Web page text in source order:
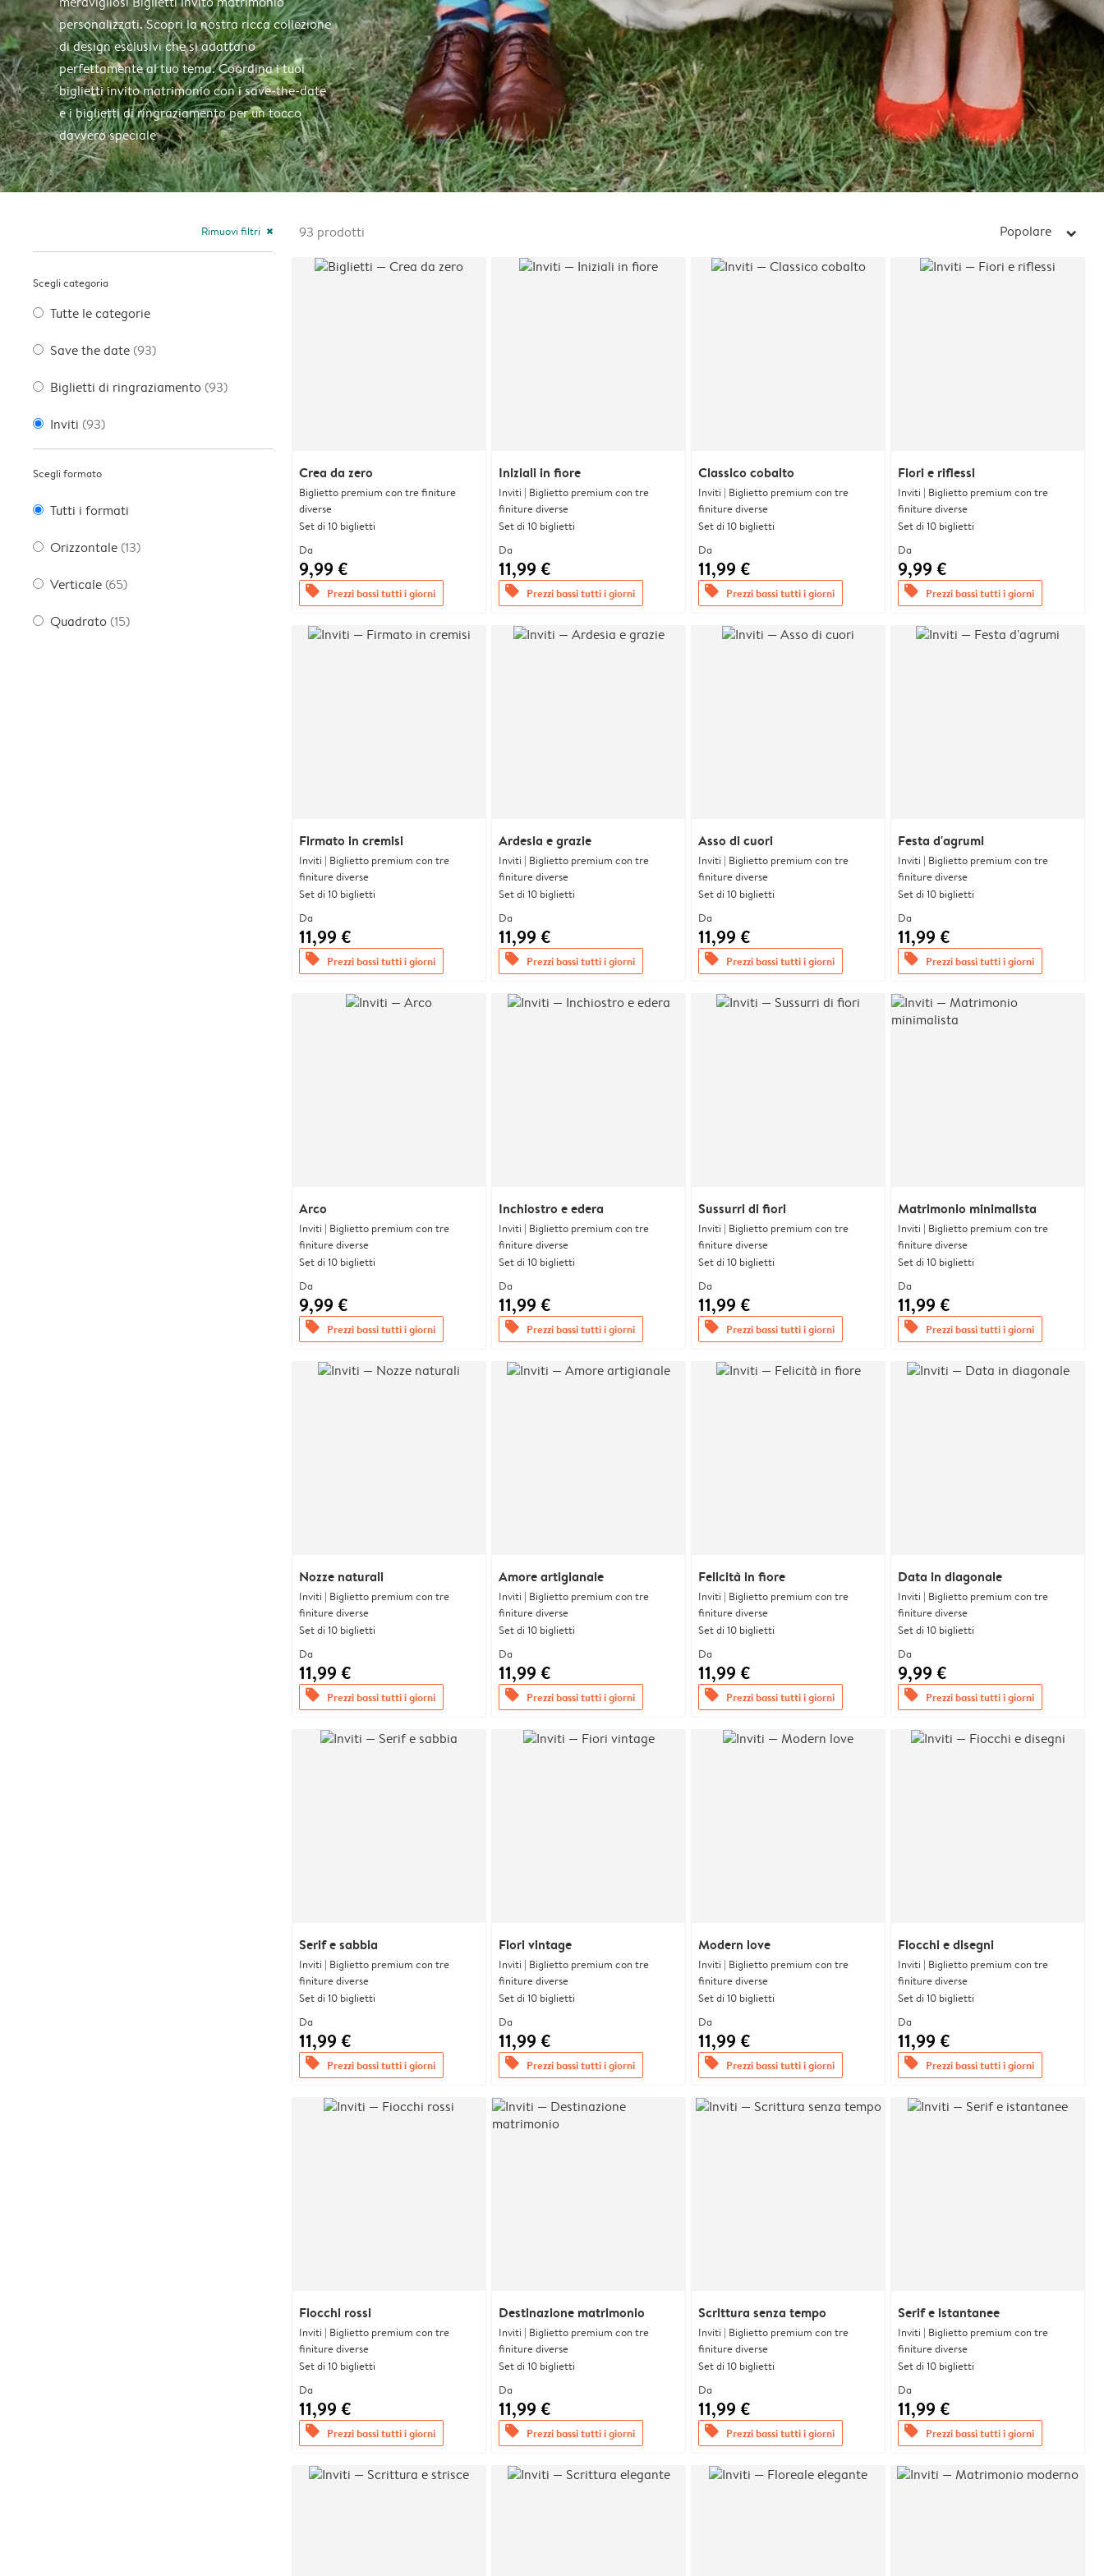
personalizzati. Scopri la nostra ricca collezione
di design esclusivi che si adattano
perfettamente al tuo tema. Coordina i tuoi
biglietti invito matrimonio con i save-the-date
e i biglietti di ringraziamento per un tocco
davvero speciale
Rimuovi filtri close
Scegli categoria
Tutte le categorie
Save the date (93)
Biglietti di ringraziamento (93)
Inviti (93)
Scegli formato
Tutti i formati
Orizzontale (13)
Verticale (65)
Quadrato (15)
93 prodotti Popolare arrow_right
Crea da zero
Biglietto premium con tre finiture
diverse
Set di 10 biglietti
Da
9,99 €
offers Prezzi bassi tutti i giorni
Iniziali in fiore
Inviti | Biglietto premium con tre
finiture diverse
Set di 10 biglietti
Da
11,99 €
offers Prezzi bassi tutti i giorni
Classico cobalto
Inviti | Biglietto premium con tre
finiture diverse
Set di 10 biglietti
Da
11,99 €
offers Prezzi bassi tutti i giorni
Fiori e riflessi
Inviti | Biglietto premium con tre
finiture diverse
Set di 10 biglietti
Da
9,99 €
offers Prezzi bassi tutti i giorni
Firmato in cremisi
Inviti | Biglietto premium con tre
finiture diverse
Set di 10 biglietti
Da
11,99 €
offers Prezzi bassi tutti i giorni
Ardesia e grazie
Inviti | Biglietto premium con tre
finiture diverse
Set di 10 biglietti
Da
11,99 €
offers Prezzi bassi tutti i giorni
Asso di cuori
Inviti | Biglietto premium con tre
finiture diverse
Set di 10 biglietti
Da
11,99 €
offers Prezzi bassi tutti i giorni
Festa d'agrumi
Inviti | Biglietto premium con tre
finiture diverse
Set di 10 biglietti
Da
11,99 €
offers Prezzi bassi tutti i giorni
Arco
Inviti | Biglietto premium con tre
finiture diverse
Set di 10 biglietti
Da
9,99 €
offers Prezzi bassi tutti i giorni
Inchiostro e edera
Inviti | Biglietto premium con tre
finiture diverse
Set di 10 biglietti
Da
11,99 €
offers Prezzi bassi tutti i giorni
Sussurri di fiori
Inviti | Biglietto premium con tre
finiture diverse
Set di 10 biglietti
Da
11,99 €
offers Prezzi bassi tutti i giorni
Matrimonio minimalista
Inviti | Biglietto premium con tre
finiture diverse
Set di 10 biglietti
Da
11,99 €
offers Prezzi bassi tutti i giorni
Nozze naturali
Inviti | Biglietto premium con tre
finiture diverse
Set di 10 biglietti
Da
11,99 €
offers Prezzi bassi tutti i giorni
Amore artigianale
Inviti | Biglietto premium con tre
finiture diverse
Set di 10 biglietti
Da
11,99 €
offers Prezzi bassi tutti i giorni
Felicità in fiore
Inviti | Biglietto premium con tre
finiture diverse
Set di 10 biglietti
Da
11,99 €
offers Prezzi bassi tutti i giorni
Data in diagonale
Inviti | Biglietto premium con tre
finiture diverse
Set di 10 biglietti
Da
9,99 €
offers Prezzi bassi tutti i giorni
Serif e sabbia
Inviti | Biglietto premium con tre
finiture diverse
Set di 10 biglietti
Da
11,99 €
offers Prezzi bassi tutti i giorni
Fiori vintage
Inviti | Biglietto premium con tre
finiture diverse
Set di 10 biglietti
Da
11,99 €
offers Prezzi bassi tutti i giorni
Modern love
Inviti | Biglietto premium con tre
finiture diverse
Set di 10 biglietti
Da
11,99 €
offers Prezzi bassi tutti i giorni
Fiocchi e disegni
Inviti | Biglietto premium con tre
finiture diverse
Set di 10 biglietti
Da
11,99 €
offers Prezzi bassi tutti i giorni
Fiocchi rossi
Inviti | Biglietto premium con tre
finiture diverse
Set di 10 biglietti
Da
11,99 €
offers Prezzi bassi tutti i giorni
Destinazione matrimonio
Inviti | Biglietto premium con tre
finiture diverse
Set di 10 biglietti
Da
11,99 €
offers Prezzi bassi tutti i giorni
Scrittura senza tempo
Inviti | Biglietto premium con tre
finiture diverse
Set di 10 biglietti
Da
11,99 €
offers Prezzi bassi tutti i giorni
Serif e istantanee
Inviti | Biglietto premium con tre
finiture diverse
Set di 10 biglietti
Da
11,99 €
offers Prezzi bassi tutti i giorni